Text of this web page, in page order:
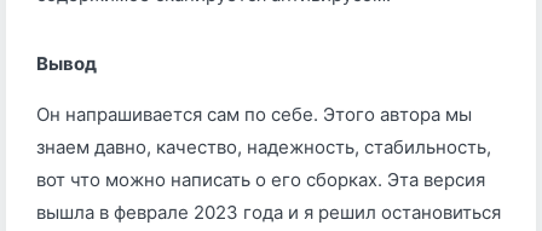
Вывод
Он напрашивается сам по себе. Этого автора мы
знаем давно, качество, надежность, стабильность,
вот что можно написать о его сборках. Эта версия
вышла в феврале 2023 года и я решил остановиться